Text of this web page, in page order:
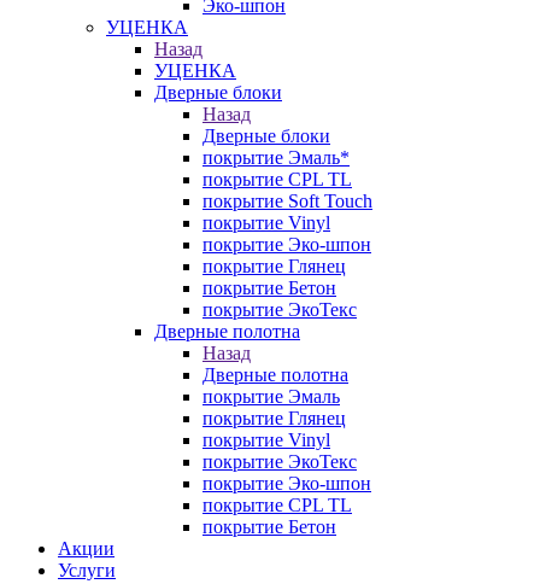
Эко-шпон
УЦЕНКА
Назад
УЦЕНКА
Дверные блоки
Назад
Дверные блоки
покрытие Эмаль*
покрытие CPL TL
покрытие Soft Touch
покрытие Vinyl
покрытие Эко-шпон
покрытие Глянец
покрытие Бетон
покрытие ЭкоТекс
Дверные полотна
Назад
Дверные полотна
покрытие Эмаль
покрытие Глянец
покрытие Vinyl
покрытие ЭкоТекс
покрытие Эко-шпон
покрытие CPL TL
покрытие Бетон
Акции
Услуги